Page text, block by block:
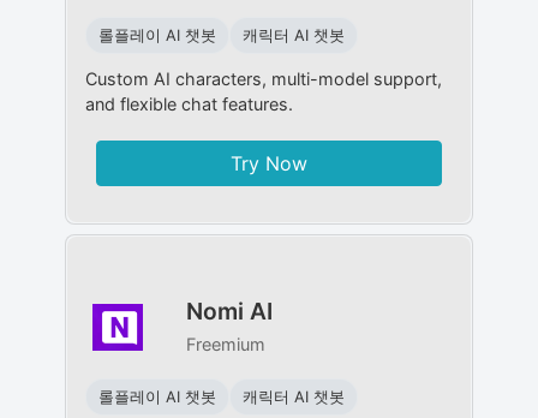
롤플레이 AI 챗봇 캐릭터 AI 챗봇
Custom AI characters, multi-model support,
and flexible chat features.
Try Now
Nomi AI
Freemium
롤플레이 AI 챗봇 캐릭터 AI 챗봇